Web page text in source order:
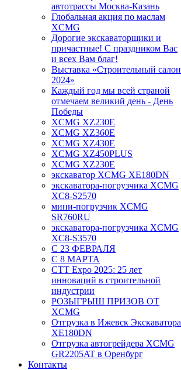
автотрассы Москва-Казань
Глобальная акция по маслам
XCMG
Дорогие экскаваторщики и
причастные! С праздником Вас
и всех Вам благ!
Выставка «Строительный салон
2024»
Каждый год мы всей страной
отмечаем великий день - День
Победы
XCMG XZ230E
XCMG XZ360E
XCMG XZ430E
XCMG XZ450PLUS
XCMG XZ230E
экскаватор XCMG XE180DN
экскаватора-погрузчика XCMG
XC8-S2570
мини-погрузчик XCMG
SR760RU
экскаватора-погрузчика XCMG
XC8-S3570
С 23 ФЕВРАЛЯ
С 8 МАРТА
CTT Expo 2025: 25 лет
инноваций в строительной
индустрии
РОЗЫГРЫШ ПРИЗОВ ОТ
XCMG
Отгрузка в Ижевск Экскаватора
XE180DN
Отгрузка автогрейдера XCMG
GR2205AT в Оренбург
Контакты